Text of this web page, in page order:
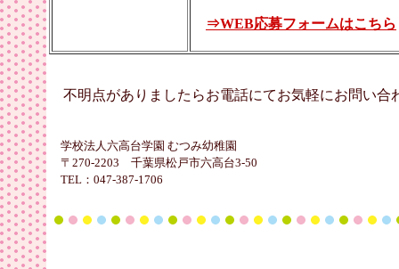
⇒WEB応募フォームはこちら
不明点がありましたらお電話にてお気軽にお問い合
学校法人六高台学園 むつみ幼稚園
〒270-2203 千葉県松戸市六高台3-50
TEL：047-387-1706